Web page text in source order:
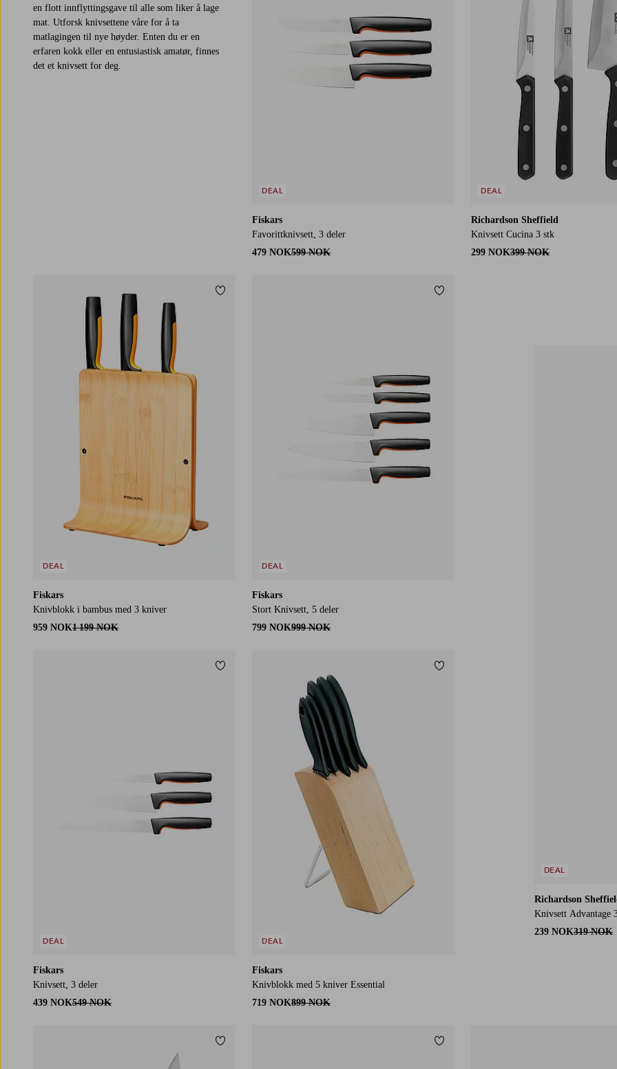
en flott innflyttingsgave til alle som liker å lage
mat. Utforsk knivsettene våre for å ta
matlagingen til nye høyder. Enten du er en
erfaren kokk eller en entusiastisk amatør, finnes
det et knivsett for deg.
Richardson
Knivsett Advantage
239 NOK319 NOK
DEAL
Fiskars
Favorittknivsett, 3 deler
479 NOK599 NOK
DEAL
Richardson Sheffield
Knivsett Cucina 3 stk
299 NOK399 NOK
DEAL
Fiskars
Knivblokk i bambus med 3 kniver
959 NOK1 199 NOK
DEAL
Legg til favoritter
Fiskars
Stort Knivsett, 5 deler
799 NOK999 NOK
DEAL
Legg til favoritter
Fiskars
Knivsett, 3 deler
439 NOK549 NOK
DEAL
Legg til favoritter
Fiskars
Knivblokk med 5 kniver Essential
719 NOK899 NOK
DEAL
Legg til favoritter
Legg til favoritter Legg til favoritter